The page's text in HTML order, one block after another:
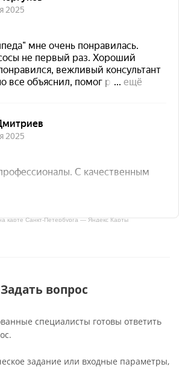
карте Санкт‑Петербурга — Яндекс Карты
Задать вопрос
специалисты готовы ответить
задание или входные параметры,